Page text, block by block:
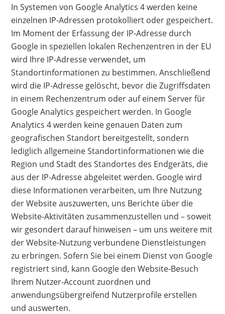
In Systemen von Google Analytics 4 werden keine
einzelnen IP-Adressen protokolliert oder gespeichert.
Im Moment der Erfassung der IP-Adresse durch
Google in speziellen lokalen Rechenzentren in der EU
wird Ihre IP-Adresse verwendet, um
Standortinformationen zu bestimmen. Anschließend
wird die IP-Adresse gelöscht, bevor die Zugriffsdaten
in einem Rechenzentrum oder auf einem Server für
Google Analytics gespeichert werden. In Google
Analytics 4 werden keine genauen Daten zum
geografischen Standort bereitgestellt, sondern
lediglich allgemeine Standortinformationen wie die
Region und Stadt des Standortes des Endgeräts, die
aus der IP-Adresse abgeleitet werden. Google wird
diese Informationen verarbeiten, um Ihre Nutzung
der Website auszuwerten, uns Berichte über die
Website-Aktivitäten zusammenzustellen und – soweit
wir gesondert darauf hinweisen – um uns weitere mit
der Website-Nutzung verbundene Dienstleistungen
zu erbringen. Sofern Sie bei einem Dienst von Google
registriert sind, kann Google den Website-Besuch
Ihrem Nutzer-Account zuordnen und
anwendungsübergreifend Nutzerprofile erstellen
und auswerten.